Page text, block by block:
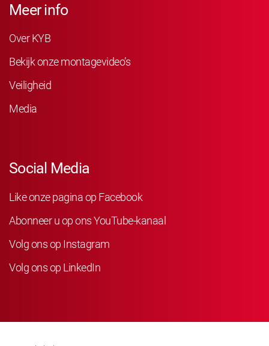
Meer info
Over KYB
Bekijk onze montagevideo’s
Veiligheid
Media
Social Media
Like onze pagina op Facebook
Abonneer u op ons YouTube-kanaal
Volg ons op Instagram
Volg ons op LinkedIn